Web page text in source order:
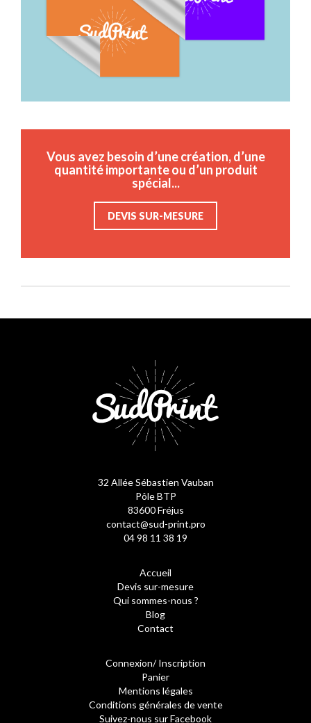
Vous avez besoin d’une création, d’une
quantité importante ou d’un produit
spécial...
DEVIS SUR-MESURE
32 Allée Sébastien Vauban
Pôle BTP
83600 Fréjus
contact@sud-print.pro
04 98 11 38 19
Accueil
Devis sur-mesure
Qui sommes-nous ?
Blog
Contact
Connexion/ Inscription
Panier
Mentions légales
Conditions générales de vente
Suivez-nous sur Facebook